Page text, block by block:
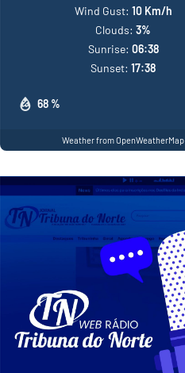
68 %
Wind Gust: 10 Km/h
Clouds: 3%
Sunrise: 06:38
Sunset: 17:38
Weather from OpenWeatherMap